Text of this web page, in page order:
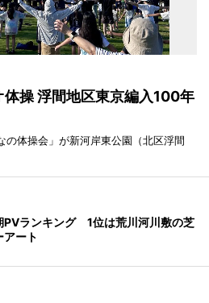
操 浮間地区東京編入100年
の体操会」が新河岸東公園（北区浮間
PVランキング 1位は荒川河川敷の芝
アート